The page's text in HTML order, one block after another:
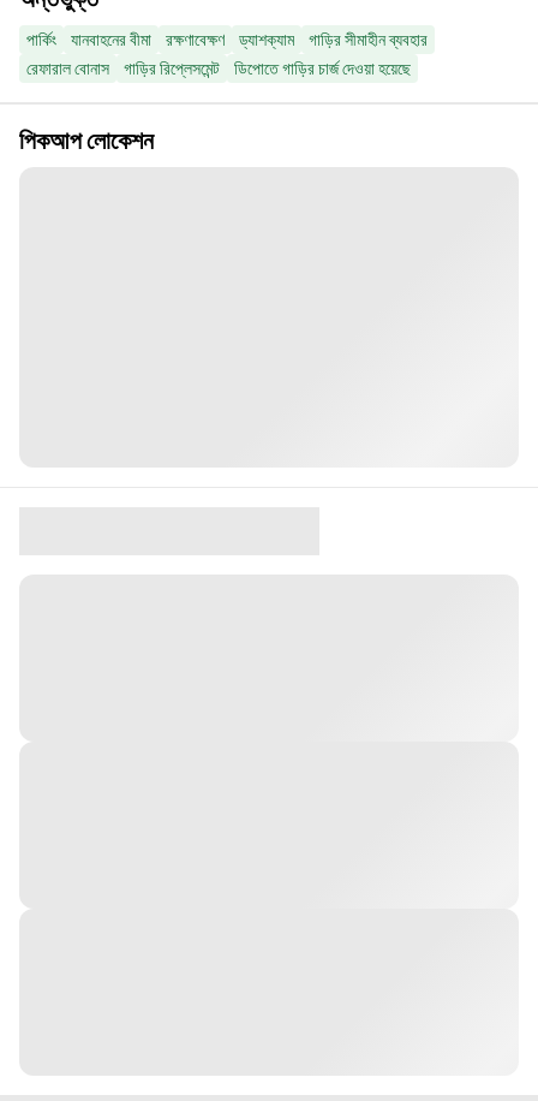
পার্কিং যানবাহনের বীমা রক্ষণাবেক্ষণ ড্যাশক্যাম
গাড়ির সীমাহীন ব্যবহার
রেফারাল বোনাস
গাড়ির রিপ্লেসমেন্ট ডিপোতে গাড়ির চার্জ দেওয়া হয়েছে
পিকআপ লোকেশন